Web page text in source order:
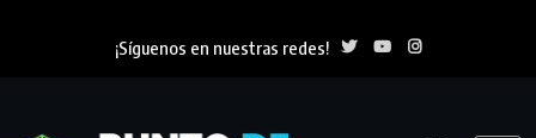
¡Síguenos en nuestras redes!